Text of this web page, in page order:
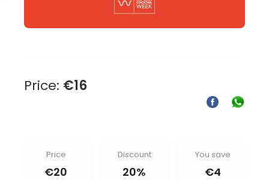
Price: €16
Price
€20
Discount
20%
You save
€4